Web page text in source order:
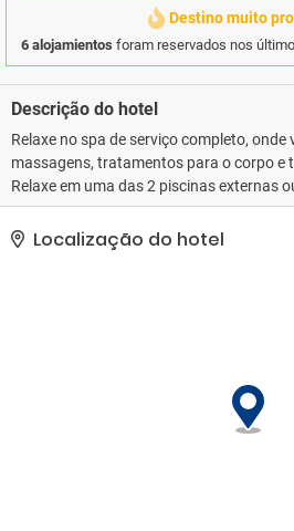
Destino muito
6 alojamientos foram reservados nos
Descrição do hotel
Relaxe no spa de serviço completo,
massagens, tratamentos para o corpo e
Relaxe em uma das 2 piscinas externas
praia particular. Este resort oferece Wi-Fi
concierge e loja de presentes/banca de
presentes incluem um business center,
Localização do hotel